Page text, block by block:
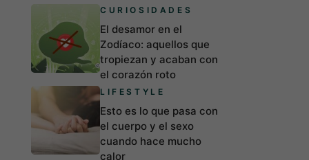
CURIOSIDADES
El desamor en el
Zodíaco: aquellos que
tropiezan y acaban con
el corazón roto
LIFESTYLE
Esto es lo que pasa con
el cuerpo y el sexo
cuando hace mucho
calor